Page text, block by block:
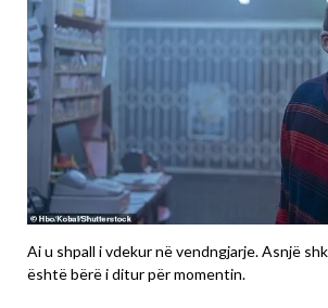
Ai u shpall i vdekur në vendngjarje. Asnjë
është bërë i ditur për momentin.